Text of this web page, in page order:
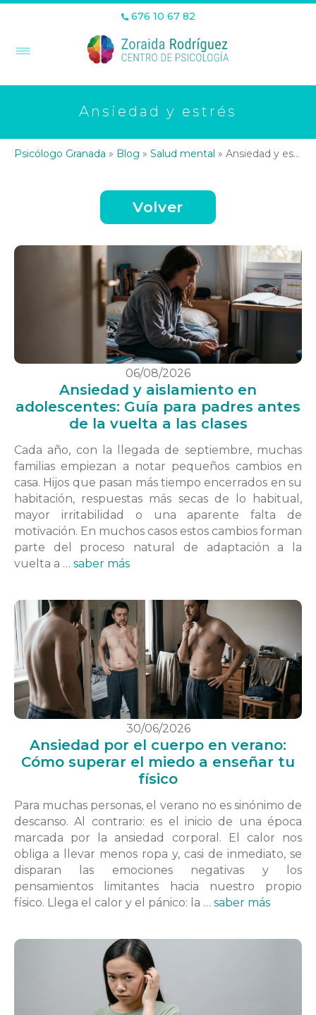
676 10 67 82
Ansiedad y estrés
Psicólogo Granada » Blog » Salud mental » Ansiedad y estrés
Volver
06/08/2026
Ansiedad y aislamiento en
adolescentes: Guía para padres antes
de la vuelta a las clases
Cada año, con la llegada de septiembre, muchas
familias empiezan a notar pequeños cambios en
casa. Hijos que pasan más tiempo encerrados en su
habitación, respuestas más secas de lo habitual,
mayor irritabilidad o una aparente falta de
motivación. En muchos casos estos cambios forman
parte del proceso natural de adaptación a la
vuelta a … saber más
30/06/2026
Ansiedad por el cuerpo en verano:
Cómo superar el miedo a enseñar tu
físico
Para muchas personas, el verano no es sinónimo de
descanso. Al contrario: es el inicio de una época
marcada por la ansiedad corporal. El calor nos
obliga a llevar menos ropa y, casi de inmediato, se
disparan las emociones negativas y los
pensamientos limitantes hacia nuestro propio
físico. Llega el calor y el pánico: la … saber más